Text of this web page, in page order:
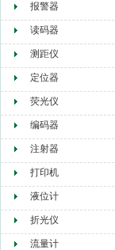
报警器
读码器
测距仪
定位器
荧光仪
编码器
注射器
打印机
液位计
折光仪
流量计